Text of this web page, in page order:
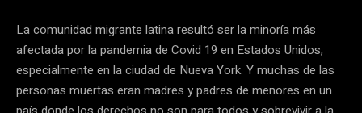
La comunidad migrante latina resultó ser la minoría más
afectada por la pandemia de Covid 19 en Estados Unidos,
especialmente en la ciudad de Nueva York. Y muchas de las
personas muertas eran madres y padres de menores en un